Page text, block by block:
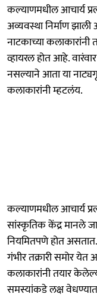
कल्याणमधील आचार्य
अव्यवस्था निर्माण
नाटकाच्या
व्हायरल होत आहे.
नसल्याने आता या
कलाकारांनी म्हटलंय.
कल्याणमधील आचार्य
सांस्कृतिक केंद्र मानले
नियमितपणे होत असतात.
गंभीर तक्रारी समोर
कलाकारांनी तयार
समस्यांकडे लक्ष